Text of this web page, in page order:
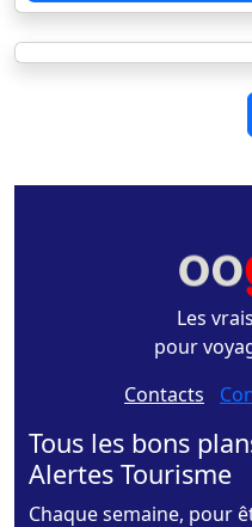
Les
pour
Contacts -
Tous les bons
Alertes Tourisme
Chaque semaine, pour